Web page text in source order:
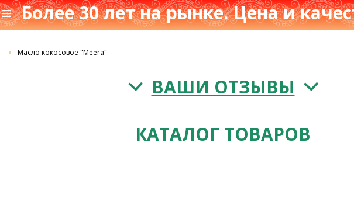
≡ Более 30 лет на рынке. Цена и
Масло кокосовое "Meera"
ВАШИ ОТЗЫВЫ
КАТАЛОГ ТОВАРОВ